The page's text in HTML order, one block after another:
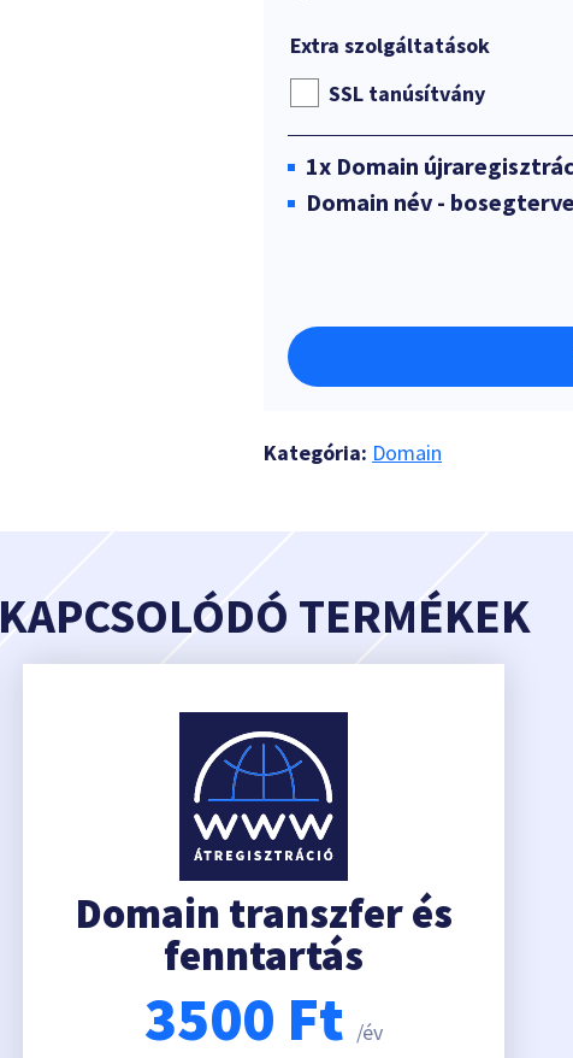
Extra szolgáltatások
SSL tanúsítvány
1x Domain
Domain név -
Kategória: Domain
KAPCSOLÓDÓ TERMÉKEK
Domain transzfer és
fenntartás
3500 Ft /év